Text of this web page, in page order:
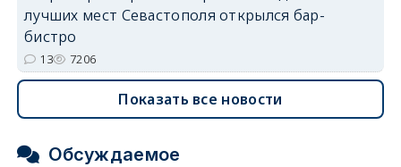
лучших мест Севастополя открылся бар-
бистро
13 7206
Показать все новости
Обсуждаемое